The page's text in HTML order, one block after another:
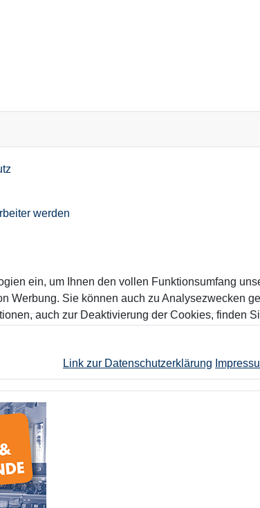
werden
ein, um Ihnen den vollen Funktionsumfang
Werbung. Sie können auch zu Analysezwecken
auch zur Deaktivierung der Cookies, finden
Link zur Datenschutzerklärung